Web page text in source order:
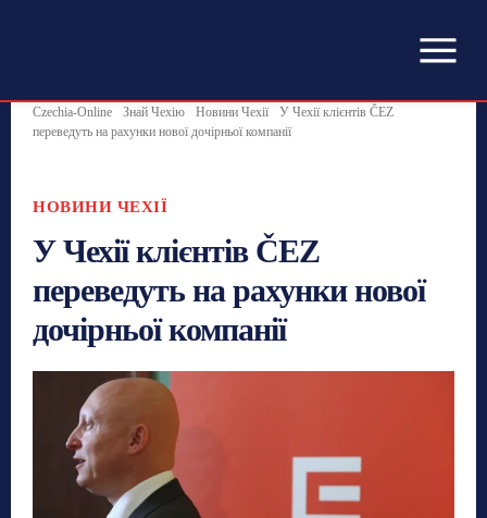
Czechia-Online Знай Чехію Новини Чехії
У Чехії клієнтів ČEZ
переведуть на рахунки нової дочірньої компанії
НОВИНИ ЧЕХІЇ
У Чехії клієнтів ČEZ
переведуть на рахунки нової
дочірньої компанії